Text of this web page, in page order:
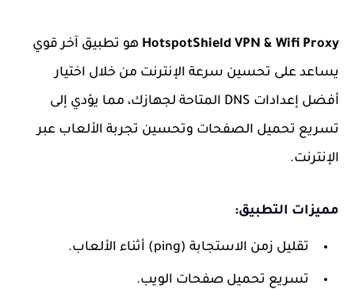
HotspotShield VPN & Wifi Proxy هو تطبيق آخر قوي
يساعد على تحسين سرعة الإنترنت من خلال اختيار
أفضل إعدادات DNS المتاحة لجهازك، مما يؤدي إلى
تسريع تحميل الصفحات وتحسين تجربة الألعاب عبر
الإنترنت.
مميزات التطبيق:
تقليل زمن الاستجابة (ping) أثناء الألعاب.
تسريع تحميل صفحات الويب.